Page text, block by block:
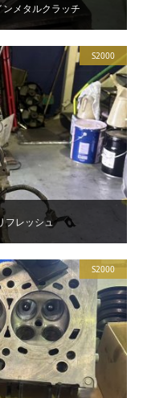
メタルクラッチ
フレッシュ
S2000
S2000